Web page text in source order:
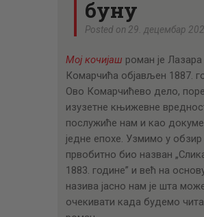
ПИСМО
буну
Posted on 29. децембар
Мој кочијаш роман је Лазара
Комарчића објављен 1887.
Ово Комарчићево дело,
изузетне књижевне
послужиће нам и као
једне епохе. Узмимо у обзир
првобитно био назван
1883. године” и већ на
назива јасно нам је шта
очекивати када будемо